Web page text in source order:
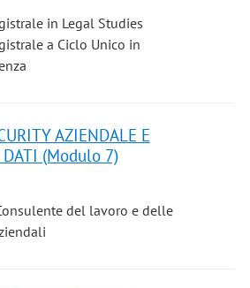
in Legal Studies
a Ciclo Unico in
AZIENDALE E
DATI (Modulo 7)
del lavoro e delle